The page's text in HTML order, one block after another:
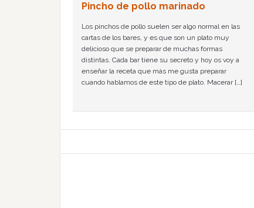
Pincho de pollo marinado
Los pinchos de pollo suelen ser algo normal en las
cartas de los bares, y es que son un plato muy
delicioso que se preparar de muchas formas
distintas. Cada bar tiene su secreto y hoy os voy a
enseñar la receta que más me gusta preparar
cuando hablamos de este tipo de plato. Macerar […]